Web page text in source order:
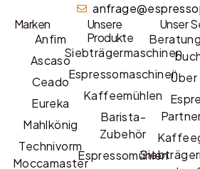
Marken
Anfim
Ascaso
Ceado
Eureka
Mahlkönig
Technivorm
Moccamaster
Unsere
Produkte
Siebträgermaschinen
Espressomaschinen
Kaffeemühlen
Barista-
Zubehör
Espressomühlen
Unser
Über